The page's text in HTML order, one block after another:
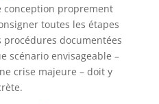
conception proprement
toutes les étapes
documentées
scénario envisageable –
crise majeure – doit y